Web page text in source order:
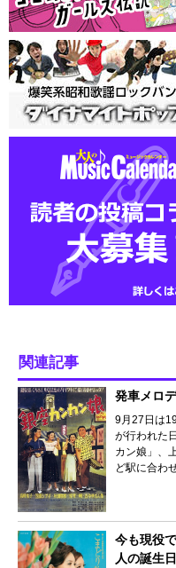
関連記事
発車メロ
9月27日は
が行われた
カン娘」、
ど駅に合わ
今も現役
人の誕生